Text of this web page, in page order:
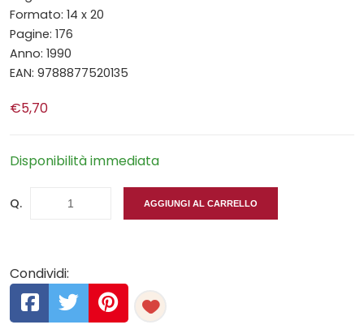
Formato: 14 x 20
Pagine: 176
Anno: 1990
EAN: 9788877520135
€5,70
Disponibilità immediata
Q. AGGIUNGI AL CARRELLO
Condividi: